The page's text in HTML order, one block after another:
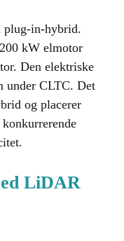
plug-in-hybrid.
kW elmotor
Den elektriske
under CLTC. Det
og placerer
LiDAR